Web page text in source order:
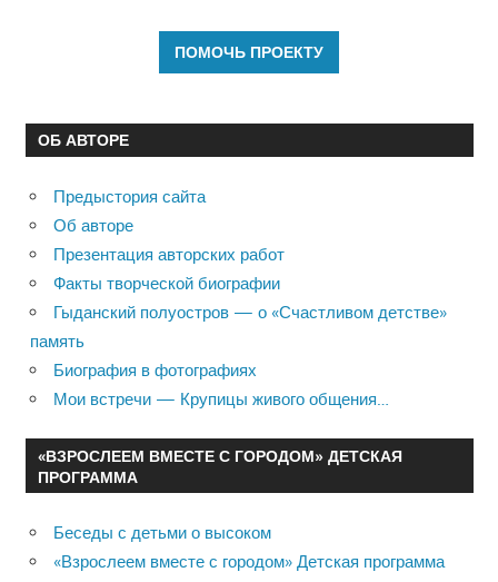
ОБ АВТОРЕ
Предыстория сайта
Об авторе
Презентация авторских работ
Факты творческой биографии
Гыданский полуостров — о «Счастливом детстве»
память
Биография в фотографиях
Мои встречи — Крупицы живого общения…
«ВЗРОСЛЕЕМ ВМЕСТЕ С ГОРОДОМ» ДЕТСКАЯ
ПРОГРАММА
Беседы с детьми о высоком
«Взрослеем вместе с городом» Детская программа